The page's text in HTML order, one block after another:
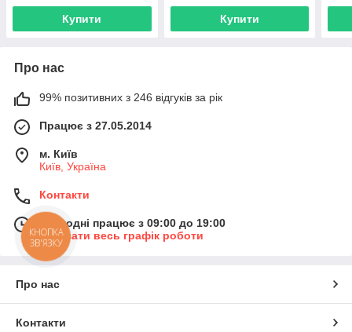
Купити Купити
Про нас
99% позитивних з 246 відгуків за рік
Працює з 27.05.2014
м. Київ
Київ, Україна
Контакти
Сьогодні працює з 09:00 до 19:00
Показати весь графік роботи
Про нас
Контакти
КНОПКА
ЗВ'ЯЗКУ